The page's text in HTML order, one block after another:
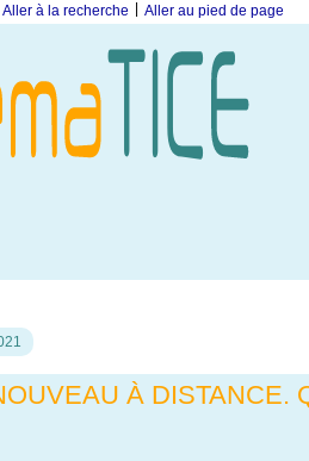
Aller à la recherche Aller au pied de page
À DISTANCE.